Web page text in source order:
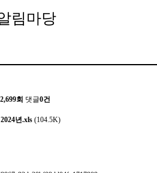
림마당
회 댓글0건
년.xls (104.5K)